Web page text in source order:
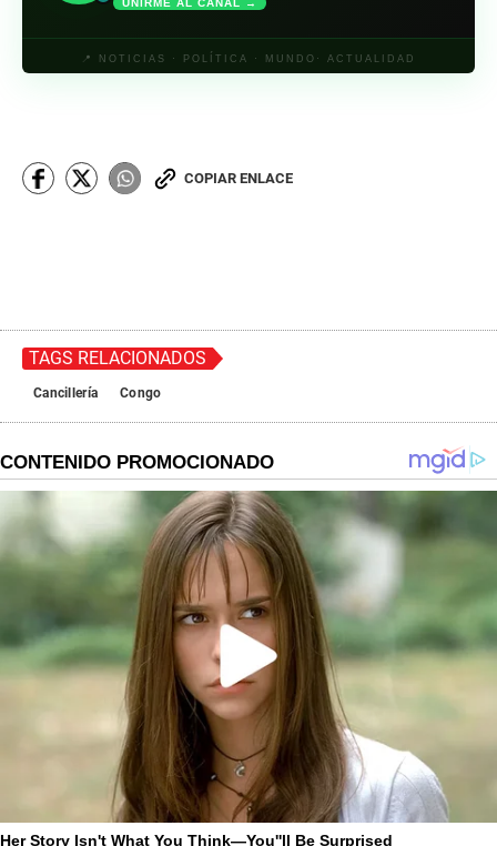
UNIRME AL CANAL →
📍 NOTICIAS · POLÍTICA · MUNDO· ACTUALIDAD
COPIAR ENLACE
TAGS RELACIONADOS
Cancillería Congo